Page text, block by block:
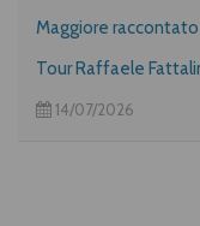
Maggiore
Tour Raffaele
14/07/2026